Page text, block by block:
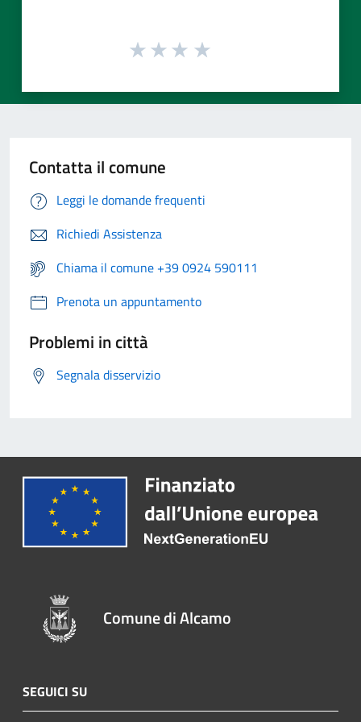
Contatta il comune
Leggi le domande frequenti
Richiedi Assistenza
Chiama il comune +39 0924 590111
Prenota un appuntamento
Problemi in città
Segnala disservizio
Comune di Alcamo
SEGUICI SU